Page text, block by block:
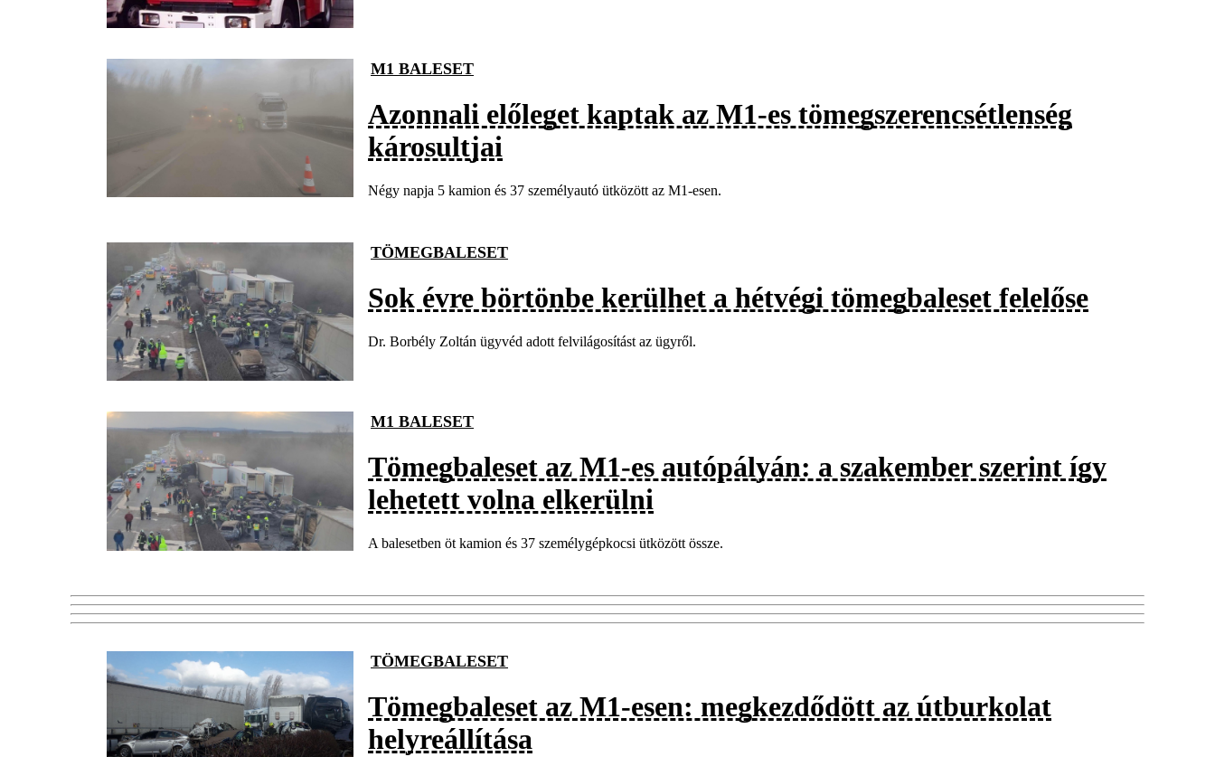
M1 BALESET
Azonnali előleget kaptak az M1-es tömegszerencsétlenség
károsultjai
Négy napja 5 kamion és 37 személyautó ütközött az M1-esen.
TÖMEGBALESET
Sok évre börtönbe kerülhet a hétvégi tömegbaleset felelőse
Dr. Borbély Zoltán ügyvéd adott felvilágosítást az ügyről.
M1 BALESET
Tömegbaleset az M1-es autópályán: a szakember szerint így
lehetett volna elkerülni
A balesetben öt kamion és 37 személygépkocsi ütközött össze.
TÖMEGBALESET
Tömegbaleset az M1-esen: megkezdődött az útburkolat
helyreállítása